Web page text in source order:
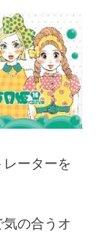
ーターを
の合うオ